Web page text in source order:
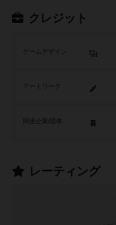
クレジット
ゲームデザイン
アートワーク
レーティング